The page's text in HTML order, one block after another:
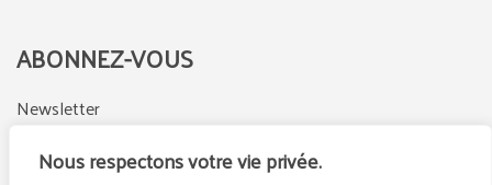
Nous respectons votre vie privée.
ABONNEZ-VOUS
Newsletter